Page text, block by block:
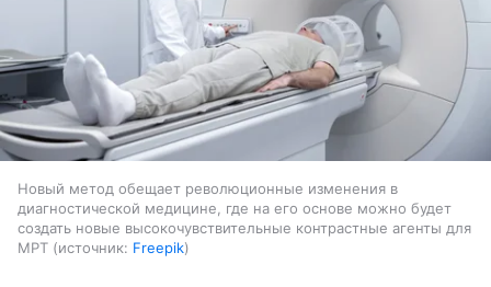
Новый метод обещает революционные изменения в
диагностической медицине, где на его основе можно будет
создать новые высокочувствительные контрастные агенты для
МРТ
источник: Freepik